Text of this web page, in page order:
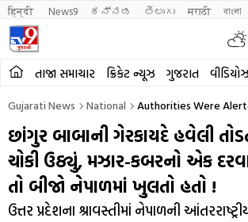
हिन्दी News9 ಕನ್ನಡ తెలుగు मराठी বাংলা
તાજા સમાચાર ક્રિકેટ ન્યૂઝ ગુજરાત
Gujarati News National Authorities Were
છાંગુર બાબાની ગેરકાયદે હવેલી
ચોકી ઉઠ્યું, મઝાર-કબરનો એક
તો બીજો નેપાળમાં ખુલતો હતો !
ઉત્તર પ્રદેશના શ્રાવસ્તીમાં નેપાળની